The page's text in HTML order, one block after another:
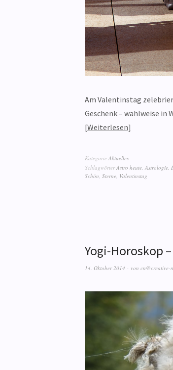
Am Valentinstag
Geschenk – wahlweise in
Weiterlesen
Kategorie Aktuelles
SchlagwörterAstro heute, Astrologie,
Schön, Sterne, Valentinstag
Yogi-Horoskop
14. Oktober 2014 von cn@creative-